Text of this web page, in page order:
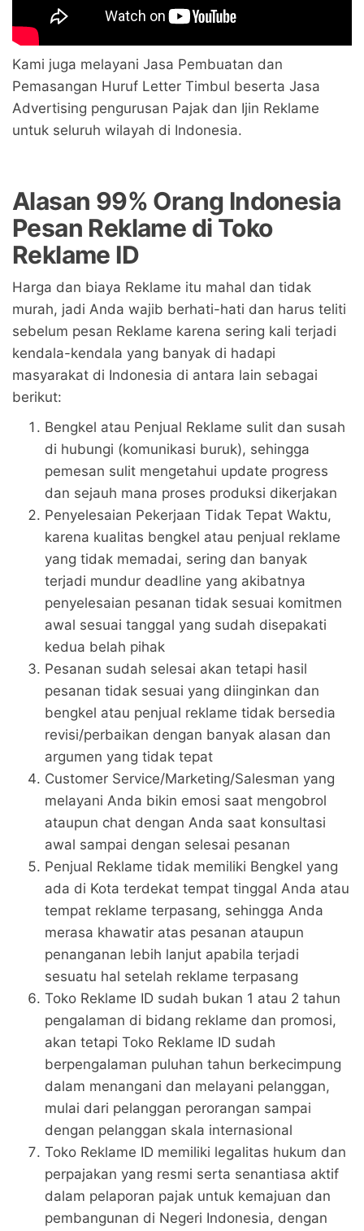
Kami juga melayani Jasa Pembuatan dan
Pemasangan Huruf Letter Timbul beserta Jasa
Advertising pengurusan Pajak dan Ijin Reklame
untuk seluruh wilayah di Indonesia.
Alasan 99% Orang Indonesia
Pesan Reklame di Toko
Reklame ID
Harga dan biaya Reklame itu mahal dan tidak
murah, jadi Anda wajib berhati-hati dan harus teliti
sebelum pesan Reklame karena sering kali terjadi
kendala-kendala yang banyak di hadapi
masyarakat di Indonesia di antara lain sebagai
berikut:
Bengkel atau Penjual Reklame sulit dan susah
di hubungi (komunikasi buruk), sehingga
pemesan sulit mengetahui update progress
dan sejauh mana proses produksi dikerjakan
Penyelesaian Pekerjaan Tidak Tepat Waktu,
karena kualitas bengkel atau penjual reklame
yang tidak memadai, sering dan banyak
terjadi mundur deadline yang akibatnya
penyelesaian pesanan tidak sesuai komitmen
awal sesuai tanggal yang sudah disepakati
kedua belah pihak
Pesanan sudah selesai akan tetapi hasil
pesanan tidak sesuai yang diinginkan dan
bengkel atau penjual reklame tidak bersedia
revisi/perbaikan dengan banyak alasan dan
argumen yang tidak tepat
Customer Service/Marketing/Salesman yang
melayani Anda bikin emosi saat mengobrol
ataupun chat dengan Anda saat konsultasi
awal sampai dengan selesai pesanan
Penjual Reklame tidak memiliki Bengkel yang
ada di Kota terdekat tempat tinggal Anda atau
tempat reklame terpasang, sehingga Anda
merasa khawatir atas pesanan ataupun
penanganan lebih lanjut apabila terjadi
sesuatu hal setelah reklame terpasang
Toko Reklame ID sudah bukan 1 atau 2 tahun
pengalaman di bidang reklame dan promosi,
akan tetapi Toko Reklame ID sudah
berpengalaman puluhan tahun berkecimpung
dalam menangani dan melayani pelanggan,
mulai dari pelanggan perorangan sampai
dengan pelanggan skala internasional
Toko Reklame ID memiliki legalitas hukum dan
perpajakan yang resmi serta senantiasa aktif
dalam pelaporan pajak untuk kemajuan dan
pembangunan di Negeri Indonesia, dengan